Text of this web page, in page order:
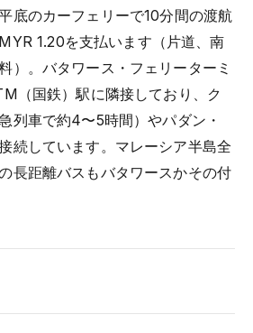
底のカーフェリーで10分間の渡航
1.20を支払います（片道、南
）。バタワース・フェリーターミ
（国鉄）駅に隣接しており、ク
列車で約4〜5時間）やパダン・
続しています。マレーシア半島全
長距離バスもバタワースかその付